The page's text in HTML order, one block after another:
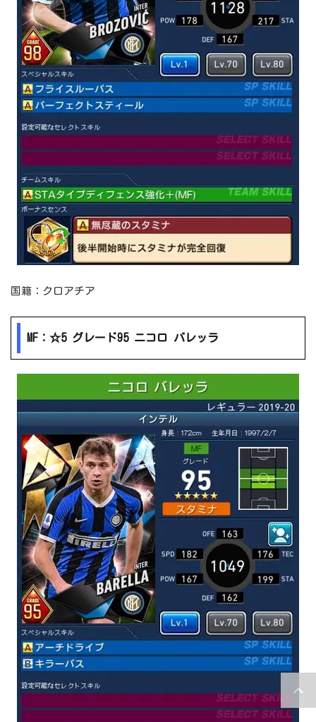
国籍：クロアチア
MF：☆5 グレード95 ニコロ バレッラ